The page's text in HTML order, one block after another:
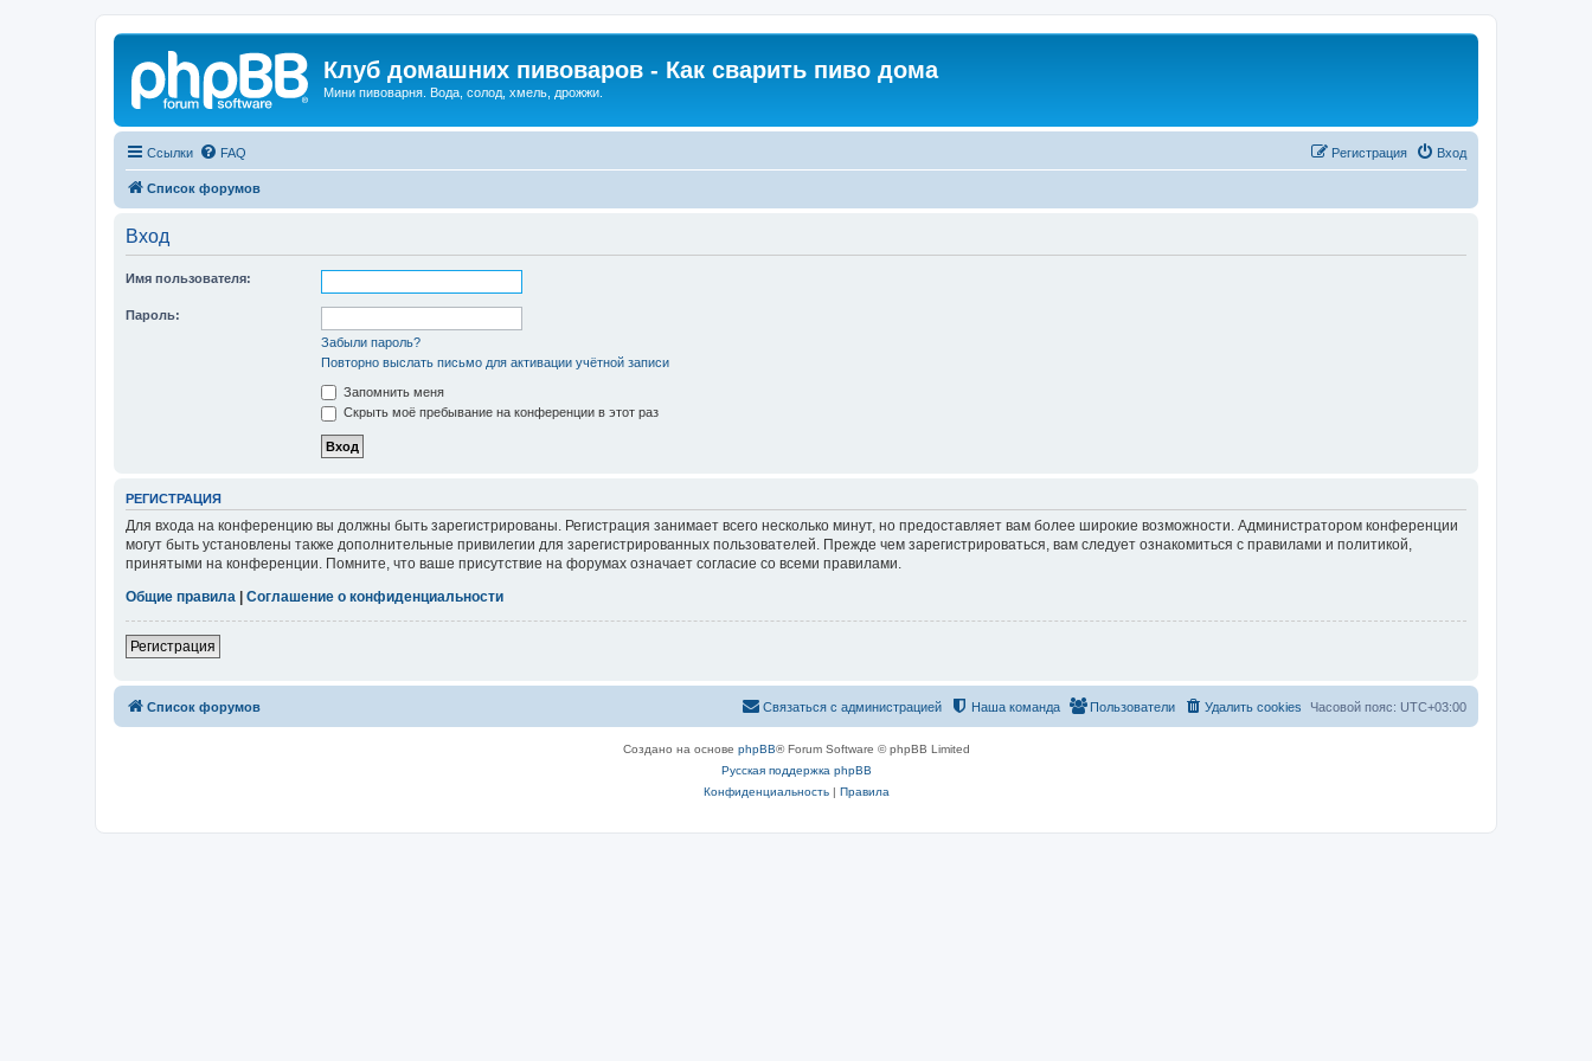
Клуб домашних пивоваров - Как cварить пиво дома
Мини пивоварня. Вода, солод, хмель, дрожжи.
Ссылки FAQ Вход
Регистрация
Список форумов
Вход
Имя пользователя:
Пароль:
Забыли пароль?
Повторно выслать письмо для активации учётной записи
Запомнить меня
Скрыть моё пребывание на конференции в этот раз
РЕГИСТРАЦИЯ
Для входа на конференцию вы должны быть зарегистрированы. Регистрация занимает всего несколько минут, но предоставляет вам более широкие возможности. Администратором конференции
могут быть установлены также дополнительные привилегии для зарегистрированных пользователей. Прежде чем зарегистрироваться, вам следует ознакомиться с правилами и политикой,
принятыми на конференции. Помните, что ваше присутствие на форумах означает согласие со всеми правилами.
Общие правила
Соглашение о конфиденциальности
Регистрация
Список форумов Часовой пояс: UTC+03:00
Удалить cookies
Пользователи
Наша команда
Связаться с администрацией
Создано на основе phpBB® Forum Software © phpBB Limited
Русская поддержка phpBB
Конфиденциальность| Правила